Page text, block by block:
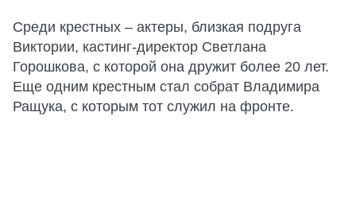
Среди крестных – актеры, близкая подруга
Виктории, кастинг-директор Светлана
Горошкова, с которой она дружит более 20 лет.
Еще одним крестным стал собрат Владимира
Ращука, с которым тот служил на фронте.